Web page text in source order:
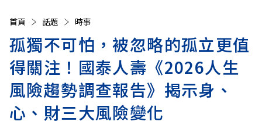
首頁 話題 時事
孤獨不可怕，被忽略的孤立更值
得關注！國泰人壽《2026人生
風險趨勢調查報告》揭示身、
心、財三大風險變化